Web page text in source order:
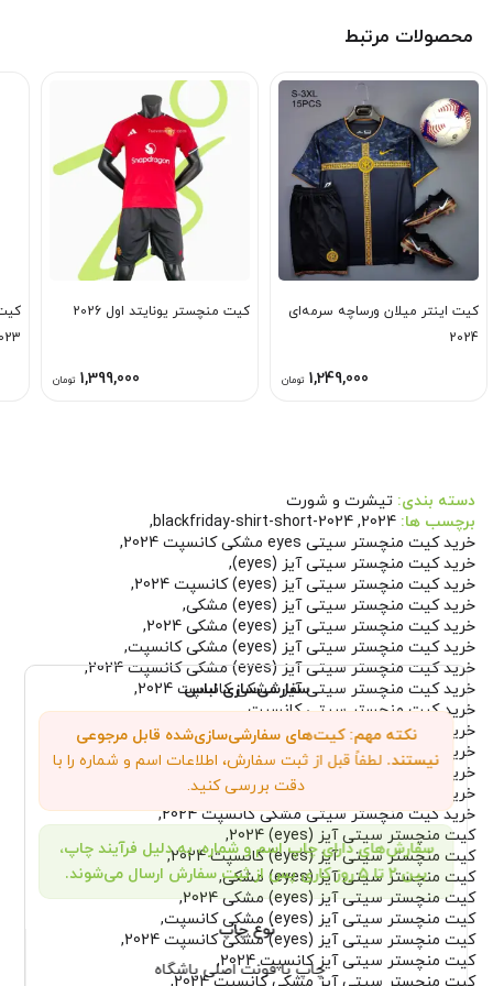
سفارشی‌سازی لباس
نکته مهم: کیت‌های سفارشی‌سازی‌شده قابل مرجوعی
نیستند. لطفاً قبل از ثبت سفارش، اطلاعات اسم و شماره را با
دقت بررسی کنید.
سفارش‌های دارای چاپ اسم و شماره، به دلیل فرآیند چاپ،
بین ۲ تا ۵ روز کاری پس از ثبت سفارش ارسال می‌شوند.
نوع چاپ
چاپ با فونت اصلی باشگاه
محصولات مرتبط
کیت اینتر میلان ورساچه سرمه‌ای
2024
1,249,000 تومان
کیت منچستر یونایتد اول 2026
1,399,000 تومان
دسته بندی: تیشرت و شورت
برچسب ها: 2024
,
blackfriday-shirt-short-2024
,
خرید کیت منچستر سیتی eyes مشکی کانسپت 2024
,
خرید کیت منچستر سیتی آیز (eyes)
,
خرید کیت منچستر سیتی آیز (eyes) کانسپت 2024
,
خرید کیت منچستر سیتی آیز (eyes) مشکی
,
خرید کیت منچستر سیتی آیز (eyes) مشکی 2024
,
خرید کیت منچستر سیتی آیز (eyes) مشکی کانسپت
,
خرید کیت منچستر سیتی آیز (eyes) مشکی کانسپت 2024
,
خرید کیت منچستر سیتی آیز مشکی کانسپت 2024
,
خرید کیت منچستر سیتی کانسپت,
خرید کیت منچستر سیتی کانسپت 2024
,
خرید کیت منچستر سیتی مشکی,
خرید کیت منچستر سیتی مشکی 2024
خرید کیت منچستر سیتی مشکی کانسپت,
خرید کیت منچستر سیتی مشکی کانسپت 2024
,
کیت منچستر سیتی آیز (eyes) 2024
,
کیت منچستر سیتی آیز (eyes) کانسپت 2024
,
کیت منچستر سیتی آیز (eyes) مشکی
,
کیت منچستر سیتی آیز (eyes) مشکی 2024
,
کیت منچستر سیتی آیز (eyes) مشکی کانسپت
,
کیت منچستر سیتی آیز (eyes) مشکی کانسپت 2024
,
کیت منچستر سیتی آیز کانسپت 2024
,